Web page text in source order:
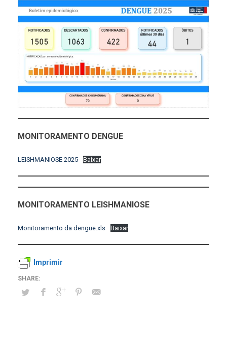
MONITORAMENTO DENGUE
LEISHMANIOSE 2025 Baixar
MONITORAMENTO LEISHMANIOSE
Monitoramento da dengue.xls Baixar
Imprimir